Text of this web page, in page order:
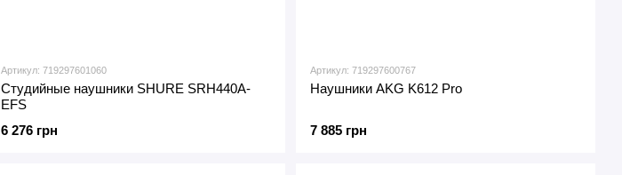
Артикул: 719297601060
Студийные наушники SHURE SRH440A-
EFS
6 276 грн
Артикул: 719297600767
Наушники AKG K612 Pro
7 885 грн